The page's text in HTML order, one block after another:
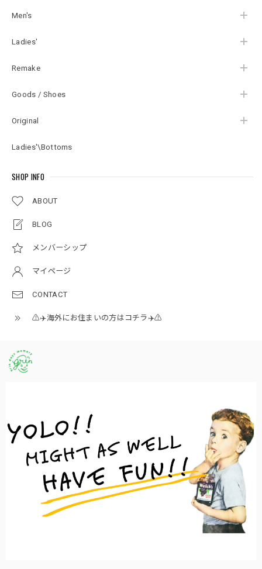
Men's
Ladies'
Remake
Goods / Shoes
Original
Ladies'\Bottoms
SHOP INFO
ABOUT
BLOG
メンバーシップ
マイページ
CONTACT
⚠️✈️海外にお住まいの方はコチラ✈️⚠️